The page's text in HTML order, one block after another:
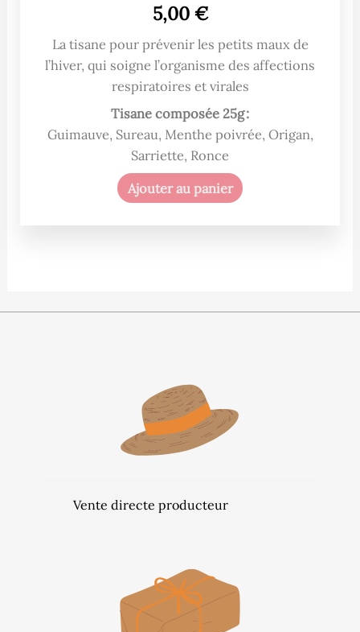
5,00 €
La tisane pour prévenir les petits maux de
l’hiver, qui soigne l’organisme des affections
respiratoires et virales
Tisane composée 25g :
Guimauve, Sureau, Menthe poivrée, Origan,
Sarriette, Ronce
Ajouter au panier
Vente directe producteur